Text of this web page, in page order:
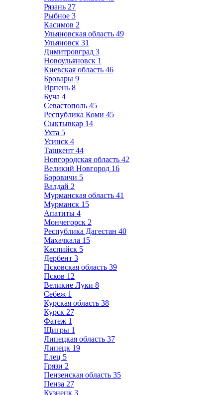
Рязань 27
Рыбное 3
Касимов 2
Ульяновская область 49
Ульяновск 31
Димитровград 3
Новоульяновск 1
Киевская область 46
Бровары 9
Ирпень 8
Буча 4
Севастополь 45
Республика Коми 45
Сыктывкар 14
Ухта 5
Усинск 4
Ташкент 44
Новгородская область 42
Великий Новгород 16
Боровичи 5
Валдай 2
Мурманская область 41
Мурманск 15
Апатиты 4
Мончегорск 2
Республика Дагестан 40
Махачкала 15
Каспийск 5
Дербент 3
Псковская область 39
Псков 12
Великие Луки 8
Себеж 1
Курская область 38
Курск 27
Фатеж 1
Щигры 1
Липецкая область 37
Липецк 19
Елец 5
Грязи 2
Пензенская область 35
Пенза 27
Кузнецк 3